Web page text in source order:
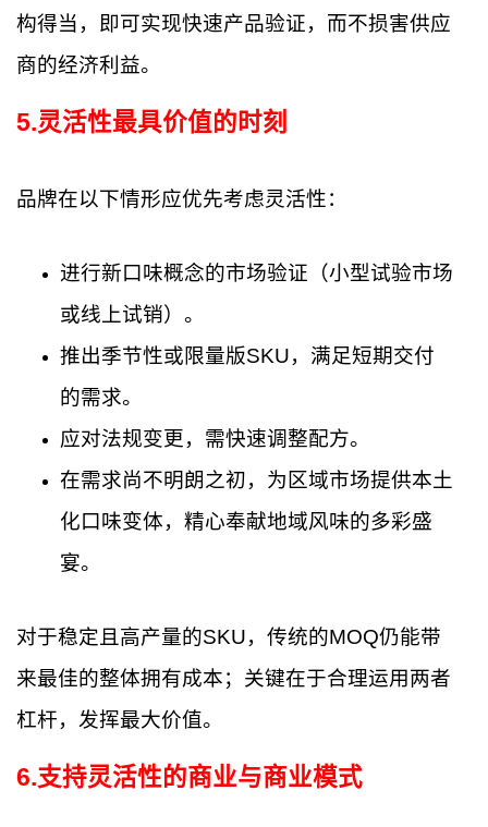
构得当，即可实现快速产品验证，而不损害供应
商的经济利益。
5.灵活性最具价值的时刻
品牌在以下情形应优先考虑灵活性：
进行新口味概念的市场验证（小型试验市场
或线上试销）。
推出季节性或限量版SKU，满足短期交付
的需求。
应对法规变更，需快速调整配方。
在需求尚不明朗之初，为区域市场提供本土
化口味变体，精心奉献地域风味的多彩盛
宴。
对于稳定且高产量的SKU，传统的MOQ仍能带
来最佳的整体拥有成本；关键在于合理运用两者
杠杆，发挥最大价值。
6.支持灵活性的商业与商业模式